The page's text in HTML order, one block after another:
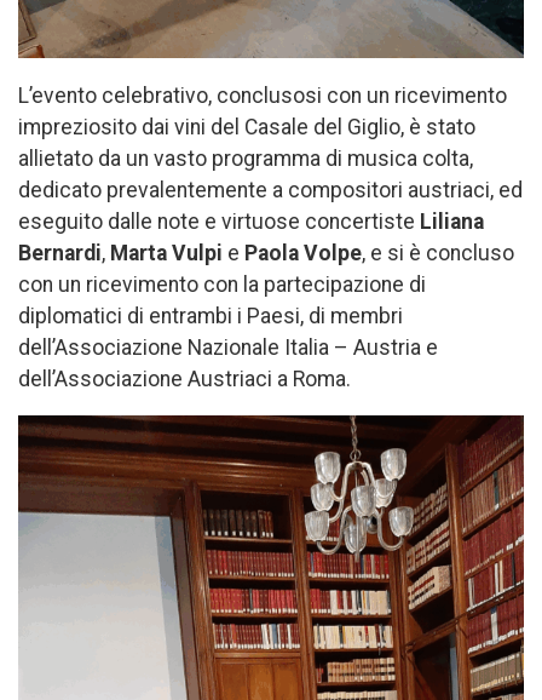
L’evento celebrativo, conclusosi con un ricevimento
impreziosito dai vini del Casale del Giglio, è stato
allietato da un vasto programma di musica colta,
dedicato prevalentemente a compositori austriaci, ed
eseguito dalle note e virtuose concertiste Liliana
Bernardi, Marta Vulpi e Paola Volpe, e si è concluso
con un ricevimento con la partecipazione di
diplomatici di entrambi i Paesi, di membri
dell’Associazione Nazionale Italia – Austria e
dell’Associazione Austriaci a Roma.